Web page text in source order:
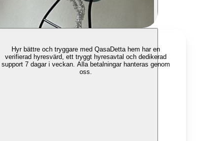
Hyr bättre och tryggare med QasaDetta hem har en
verifierad hyresvärd, ett tryggt hyresavtal och dedikerad
support 7 dagar i veckan. Alla betalningar hanteras genom
oss.